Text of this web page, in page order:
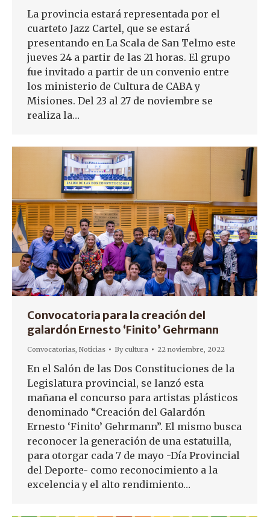
La provincia estará representada por el
cuarteto Jazz Cartel, que se estará
presentando en La Scala de San Telmo este
jueves 24 a partir de las 21 horas. El grupo
fue invitado a partir de un convenio entre
los ministerio de Cultura de CABA y
Misiones. Del 23 al 27 de noviembre se
realiza la…
Convocatoria para la creación del
galardón Ernesto ‘Finito’ Gehrmann
Convocatorias, Noticias Bycultura 22 noviembre, 2022
En el Salón de las Dos Constituciones de la
Legislatura provincial, se lanzó esta
mañana el concurso para artistas plásticos
denominado “Creación del Galardón
Ernesto ‘Finito’ Gehrmann”. El mismo busca
reconocer la generación de una estatuilla,
para otorgar cada 7 de mayo -Día Provincial
del Deporte- como reconocimiento a la
excelencia y el alto rendimiento…